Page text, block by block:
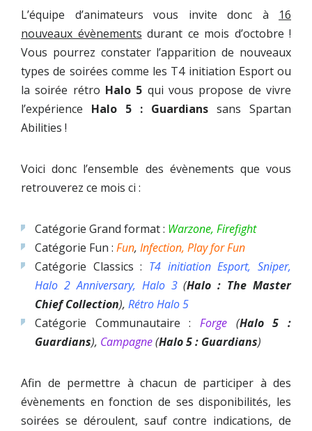
L’équipe d’animateurs vous invite donc à 16
nouveaux évènements durant ce mois d’octobre !
Vous pourrez constater l’apparition de nouveaux
types de soirées comme les T4 initiation Esport ou
la soirée rétro Halo 5 qui vous propose de vivre
l’expérience Halo 5 : Guardians sans Spartan
Abilities !
Voici donc l’ensemble des évènements que vous
retrouverez ce mois ci :
Catégorie Grand format : Warzone, Firefight
Catégorie Fun : Fun, Infection, Play for Fun
Catégorie Classics : T4 initiation Esport, Sniper,
Halo 2 Anniversary, Halo 3(Halo : The Master
Chief Collection), Rétro Halo 5
Catégorie Communautaire : Forge (Halo 5 :
Guardians), Campagne(Halo 5 : Guardians)
Afin de permettre à chacun de participer à des
évènements en fonction de ses disponibilités, les
soirées se déroulent, sauf contre indications, de